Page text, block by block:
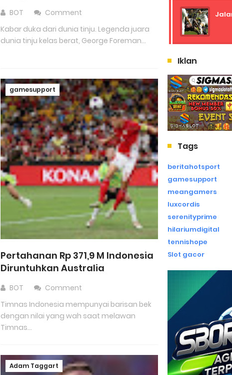
BOT
Comment
Kabar duka dari dunia tinju. Legenda juara
dunia tinju kelas berat, George Foreman...
gamesupport
Pertahanan Rp 371,9 M Indonesia
Diruntuhkan Australia
BOT
Comment
Timnas Indonesia mempunyai barisan bek
dengan nilai yang wah saat melawan
Timnas...
Adam Taggart
Iklan
Tags
beritahotsport
gamesupport
meangamers
luxcordis
serenityprime
hilariumdigital
tennishope
Slot gacor